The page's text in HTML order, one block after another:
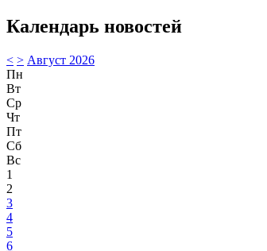
Календарь новостей
< > Август 2026
Пн
Вт
Ср
Чт
Пт
Сб
Вс
1
2
3
4
5
6